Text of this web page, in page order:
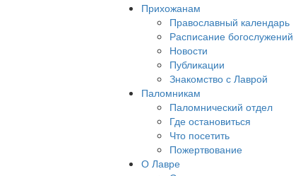
Прихожанам
Православный календарь
Расписание богослужений
Новости
Публикации
Знакомство с Лаврой
Паломникам
Паломнический отдел
Где остановиться
Что посетить
Пожертвование
О Лавре